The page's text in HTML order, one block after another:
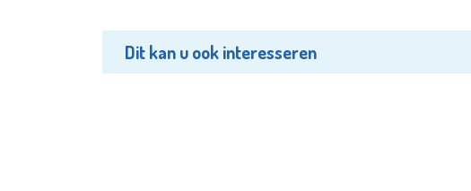
Dit kan u ook interesseren